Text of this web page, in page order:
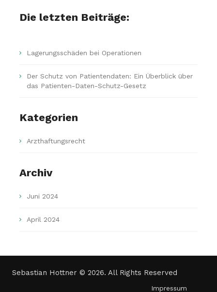
Die letzten Beiträge:
Lagerungsschäden bei Operationen
Der Schutz von Patientendaten: Ein Überblick über
das Patienten-Daten-Schutz-Gesetz
Kategorien
Arzthaftungsrecht
Archiv
Juni 2024
April 2024
Sebastian Hottner © 2026. All Rights Reserved
Impressum